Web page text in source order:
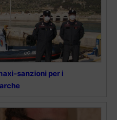
sanzioni per i